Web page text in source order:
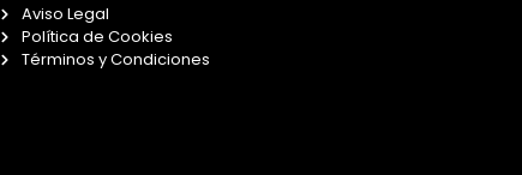
Aviso Legal
Política de Cookies
Términos y Condiciones